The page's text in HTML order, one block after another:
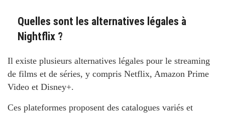
Quelles sont les alternatives légales à
Nightflix ?
Il existe plusieurs alternatives légales pour le streaming
de films et de séries, y compris Netflix, Amazon Prime
Video et Disney+.
Ces plateformes proposent des catalogues variés et